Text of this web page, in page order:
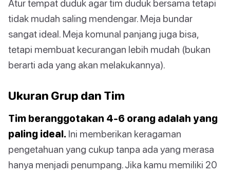
Atur tempat duduk agar tim duduk bersama tetapi
tidak mudah saling mendengar. Meja bundar
sangat ideal. Meja komunal panjang juga bisa,
tetapi membuat kecurangan lebih mudah (bukan
berarti ada yang akan melakukannya).
Ukuran Grup dan Tim
Tim beranggotakan 4-6 orang adalah yang
paling ideal. Ini memberikan keragaman
pengetahuan yang cukup tanpa ada yang merasa
hanya menjadi penumpang. Jika kamu memiliki 20